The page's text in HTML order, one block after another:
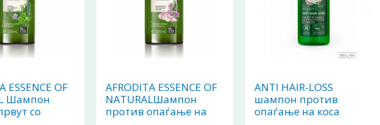
ESSENCE OF
Шампон
со
AFRODITA ESSENCE OF
NATURALШампон
против опаѓање на
ANTI HAIR-LOSS
шампон против
опаѓање на коса